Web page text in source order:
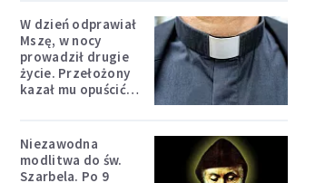
W dzień odprawiał
Mszę, w nocy
prowadził drugie
życie. Przełożony
kazał mu opuścić
Niezawodna
modlitwa do św.
Szarbela. Po 9